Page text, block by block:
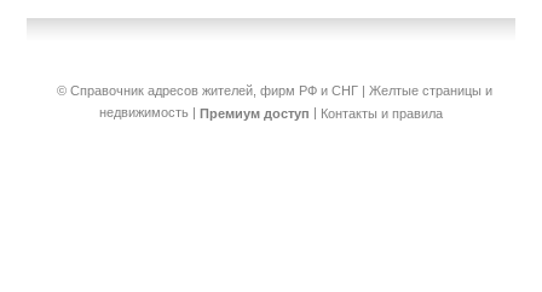
© Справочник адресов жителей, фирм РФ и СНГ | Желтые страницы и
недвижимость | Премиум доступ | Контакты и правила